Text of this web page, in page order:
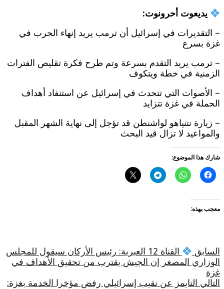
يديعوت أحرونوت:
– التقديرات في إسرائيل أن ترمب يريد إنهاء الحرب في
غزة بسرع
– ترمب يريد التقدم بسرعة وتم طرح فكرة تقليص الفترات
الزمنية في خطة ويتكوف
– الأصوات التي تتحدث في إسرائيل عن استنفاد أهداف
الحملة في غزة تتزايد
– زيارة نتنياهو لواشنطن قد تؤجل إلى نهاية الشهر المقبل
والمواعيد لا تزال قيد البحث
شارك هذا الموضوع:
معجب بهذه:
السابق
القناة 12 العبرية: رئيس الأركان سيقول للمجلس
الوزاري المصغر إن الجيش يقترب من تحقيق الأهداف في
غزة
التالي التايمز عن نقيب إسرائيلي رفض مؤخرا الخدمة بغزة: